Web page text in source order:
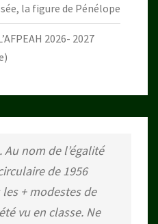
la figure de Pénélope
2026- 2027
nom de l’égalité
de 1956
+ modestes de
vu en classe. Ne